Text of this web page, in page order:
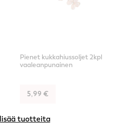
Pienet kukkahiussoljet 2kpl
vaaleanpunainen
5,99 €
tuotteita